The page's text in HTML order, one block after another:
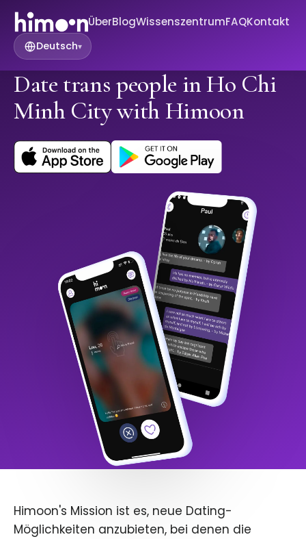
ÜberBlogWissenszentrumFAQKontakt
Deutsch▾
Date trans people in Ho Chi
Minh City with Himoon
Himoon's Mission ist es, neue Dating-
Möglichkeiten anzubieten, bei denen die